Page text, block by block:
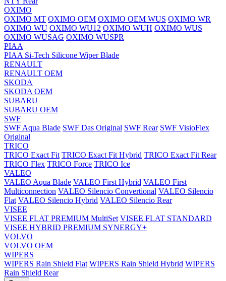
OXIMO
OXIMO MT OXIMO OEM OXIMO OEM WUS OXIMO WR
OXIMO WU OXIMO WU12 OXIMO WUH OXIMO WUS
OXIMO WUSAG OXIMO WUSPR
PIAA
PIAA Si-Tech Silicone Wiper Blade
RENAULT
RENAULT OEM
SKODA
SKODA OEM
SUBARU
SUBARU OEM
SWF
SWF Aqua Blade SWF Das Original SWF Rear SWF VisioFlex
Original
TRICO
TRICO Exact Fit TRICO Exact Fit Hybrid TRICO Exact Fit Rear
TRICO Flex TRICO Force TRICO Ice
VALEO
VALEO Aqua Blade VALEO First Hybrid VALEO First
Multiconnection VALEO Silencio Convertional VALEO Silencio
Flat VALEO Silencio Hybrid VALEO Silencio Rear
VISEE
VISEE FLAT PREMIUM MultiSet VISEE FLAT STANDARD
VISEE HYBRID PREMIUM SYNERGY+
VOLVO
VOLVO OEM
WIPERS
WIPERS Rain Shield Flat WIPERS Rain Shield Hybrid WIPERS
Rain Shield Rear